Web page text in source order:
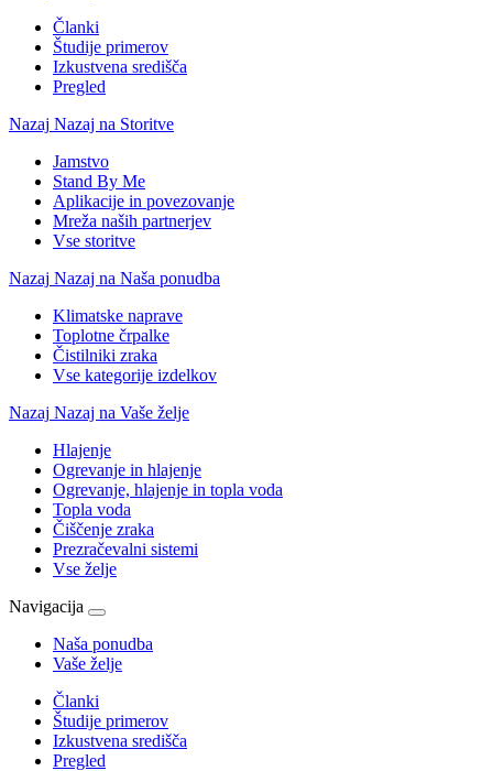
Članki
Študije primerov
Izkustvena središča
Pregled
Nazaj Nazaj na Storitve
Jamstvo
Stand By Me
Aplikacije in povezovanje
Mreža naših partnerjev
Vse storitve
Nazaj Nazaj na Naša ponudba
Klimatske naprave
Toplotne črpalke
Čistilniki zraka
Vse kategorije izdelkov
Nazaj Nazaj na Vaše želje
Hlajenje
Ogrevanje in hlajenje
Ogrevanje, hlajenje in topla voda
Topla voda
Čiščenje zraka
Prezračevalni sistemi
Vse želje
Navigacija
Naša ponudba
Vaše želje
Članki
Študije primerov
Izkustvena središča
Pregled